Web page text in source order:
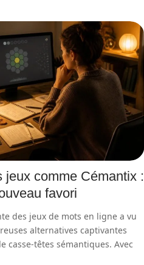
jeux comme Cémantix :
favori
des jeux de mots en ligne a vu
alternatives captivantes
casse-têtes sémantiques. Avec